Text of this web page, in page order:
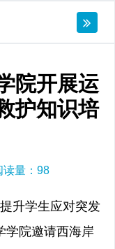
院开展运
护知识培
量： 98
升学生应对突发
学院邀请西海岸